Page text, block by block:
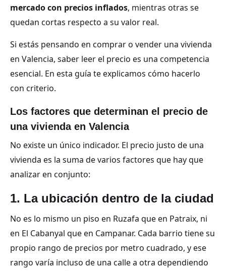
mercado con precios inflados, mientras otras se
quedan cortas respecto a su valor real.
Si estás pensando en comprar o vender una vivienda
en Valencia, saber leer el precio es una competencia
esencial. En esta guía te explicamos cómo hacerlo
con criterio.
Los factores que determinan el precio de
una vivienda en Valencia
No existe un único indicador. El precio justo de una
vivienda es la suma de varios factores que hay que
analizar en conjunto:
1. La ubicación dentro de la ciudad
No es lo mismo un piso en Ruzafa que en Patraix, ni
en El Cabanyal que en Campanar. Cada barrio tiene su
propio rango de precios por metro cuadrado, y ese
rango varía incluso de una calle a otra dependiendo